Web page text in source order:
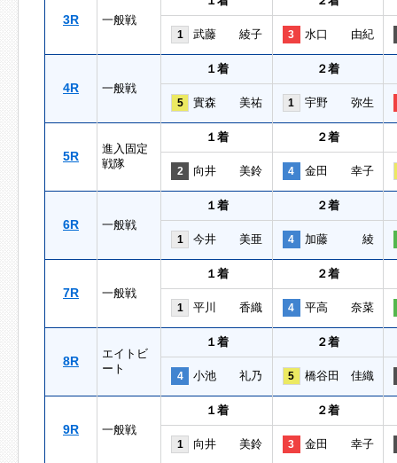
3R 一般戦
1 武藤 綾子 3 水口 由紀
4R 一般戦
１着 ２着
5 實森 美祐 1 宇野 弥生
5R
進入固定
戦隊
１着 ２着
2 向井 美鈴 4 金田 幸子
6R 一般戦
１着 ２着
1 今井 美亜 4 加藤 綾
7R 一般戦
１着 ２着
1 平川 香織 4 平高 奈菜
8R
エイトビ
ート
１着 ２着
4 小池 礼乃 5 橋谷田 佳織
9R 一般戦
１着 ２着
1 向井 美鈴 3 金田 幸子